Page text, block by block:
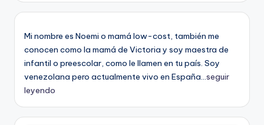
Mi nombre es Noemi o mamá low-cost, también me
conocen como la mamá de Victoria y soy maestra de
infantil o preescolar, como le llamen en tu país. Soy
venezolana pero actualmente vivo en España...seguir
leyendo